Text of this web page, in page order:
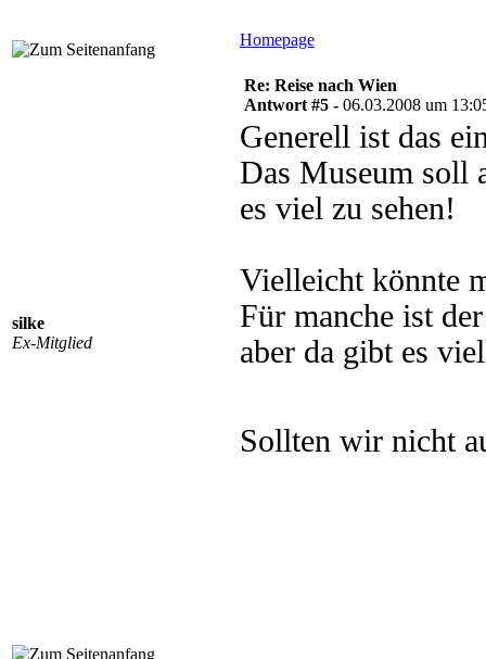
Homepage
silke
Ex-Mitglied
Re: Reise nach Wien
Antwort #5 - 06.03.2008 um
Generell ist das
Das Museum soll
es viel zu sehen!
Vielleicht könnte
Für manche ist
aber da gibt es
Sollten wir nicht